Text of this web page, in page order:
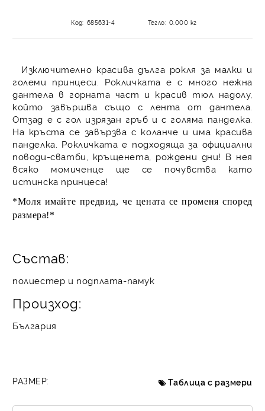
Код: 685631-4 Тегло: 0.000 кг
Изключително красива дълга рокля за малки и
големи принцеси. Рокличката е с много нежна
дантела в горната част и красив тюл надолу,
който завършва също с лента от дантела.
Отзад е с гол изрязан гръб и с голяма панделка.
На кръста се завързва с коланче и има красива
панделка. Рокличката е подходяща за официални
поводи-сватби, кръщенета, рождени дни! В нея
всяко момиченце ще се почувства като
истинска принцеса!
*Моля имайте предвид, че цената се променя според
размера!*
Състав:
полиестер и подплата-памук
Произход:
България
РАЗМЕР: Таблица с размери